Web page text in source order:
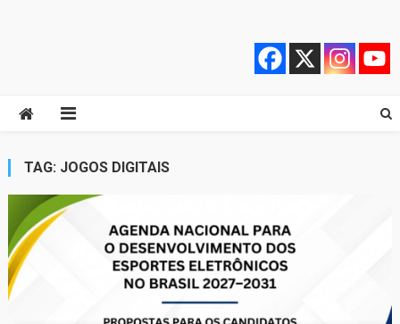
Quebrando o Controle
TAG: JOGOS DIGITAIS